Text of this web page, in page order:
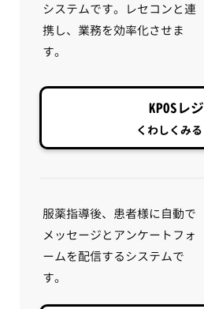
システムです。レセコンと連
携し、業務を効率化させま
す。
KPOSレジ
くわしくみる
服薬指導後、患者様に自動で
メッセージとアンケートフォ
ームを配信するシステムで
す。